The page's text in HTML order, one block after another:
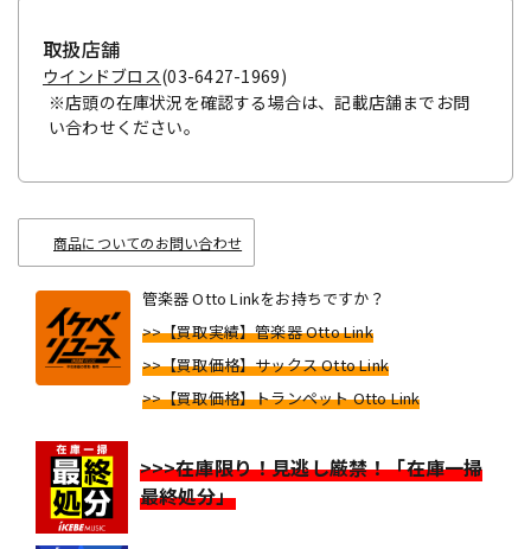
取扱店舗
ウインドブロス(03-6427-1969)
※店頭の在庫状況を確認する場合は、記載店舗までお問
い合わせください。
商品についてのお問い合わせ
管楽器 Otto Linkをお持ちですか？
>>【買取実績】管楽器 Otto Link
>>【買取価格】サックス Otto Link
>>【買取価格】トランペット Otto Link
>>>在庫限り！見逃し厳禁！「在庫一掃
最終処分」